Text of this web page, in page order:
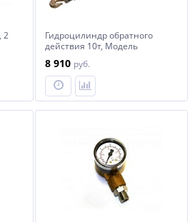
2
Гидроцилиндр обратного
действия 10т, Модель
HOREX
8 910 руб.